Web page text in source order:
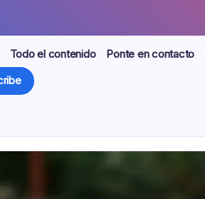
Todo el contenido Ponte en contacto